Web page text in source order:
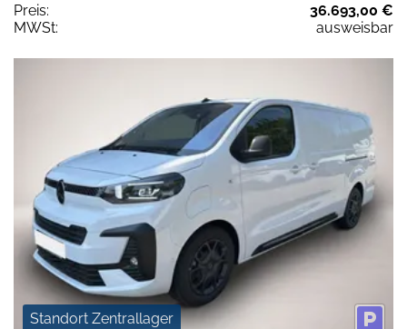
Preis:
36.693,00 €
MWSt:
ausweisbar
Standort Zentrallager